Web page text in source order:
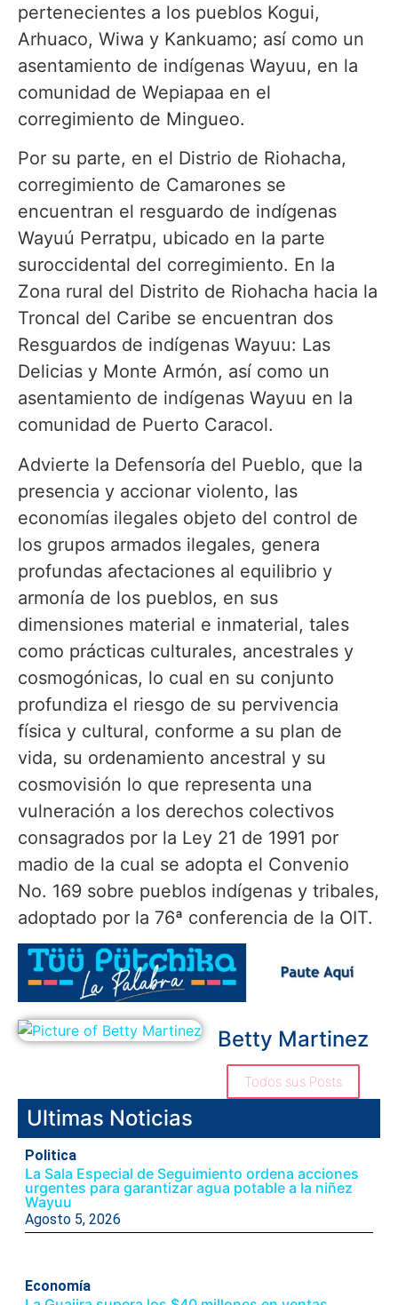
pertenecientes a los pueblos Kogui,
Arhuaco, Wiwa y Kankuamo; así como un
asentamiento de indígenas Wayuu, en la
comunidad de Wepiapaa en el
corregimiento de Mingueo.
Por su parte, en el Distrio de Riohacha,
corregimiento de Camarones se
encuentran el resguardo de indígenas
Wayuú Perratpu, ubicado en la parte
suroccidental del corregimiento. En la
Zona rural del Distrito de Riohacha hacia la
Troncal del Caribe se encuentran dos
Resguardos de indígenas Wayuu: Las
Delicias y Monte Armón, así como un
asentamiento de indígenas Wayuu en la
comunidad de Puerto Caracol.
Advierte la Defensoría del Pueblo, que la
presencia y accionar violento, las
economías ilegales objeto del control de
los grupos armados ilegales, genera
profundas afectaciones al equilibrio y
armonía de los pueblos, en sus
dimensiones material e inmaterial, tales
como prácticas culturales, ancestrales y
cosmogónicas, lo cual en su conjunto
profundiza el riesgo de su pervivencia
física y cultural, conforme a su plan de
vida, su ordenamiento ancestral y su
cosmovisión lo que representa una
vulneración a los derechos colectivos
consagrados por la Ley 21 de 1991 por
madio de la cual se adopta el Convenio
No. 169 sobre pueblos indígenas y tribales,
adoptado por la 76ª conferencia de la OIT.
Betty Martinez
Todos sus Posts
Ultimas Noticias
Politica
La Sala Especial de Seguimiento ordena acciones
urgentes para garantizar agua potable a la niñez
Wayuu
Agosto 5, 2026
Economía